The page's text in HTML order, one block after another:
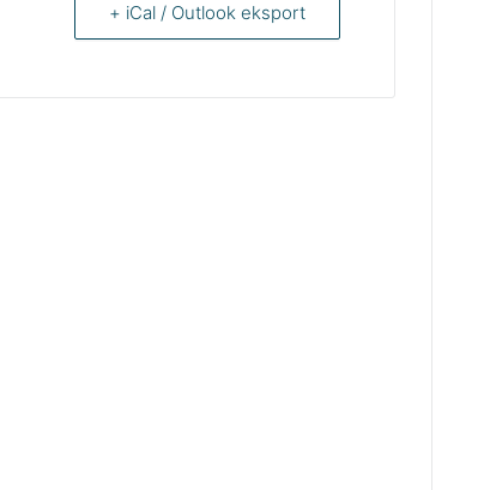
+ iCal / Outlook eksport